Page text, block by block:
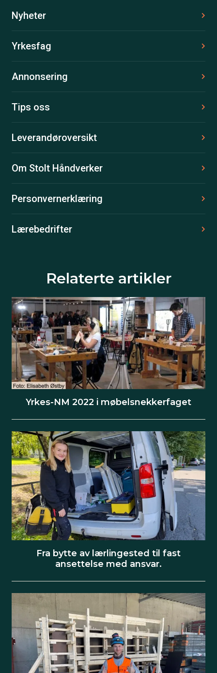
Nyheter
Yrkesfag
Annonsering
Tips oss
Leverandøroversikt
Om Stolt Håndverker
Personvernerklæring
Lærebedrifter
Relaterte artikler
Yrkes-NM 2022 i møbelsnekkerfaget
Fra bytte av lærlingested til fast
ansettelse med ansvar.